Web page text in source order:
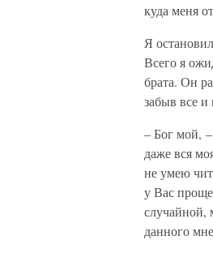
куда меня
Я
Всего я
брата. Он
забыв все и
– Бог мой,
даже вся
не умею
у Вас
случайной,
данного